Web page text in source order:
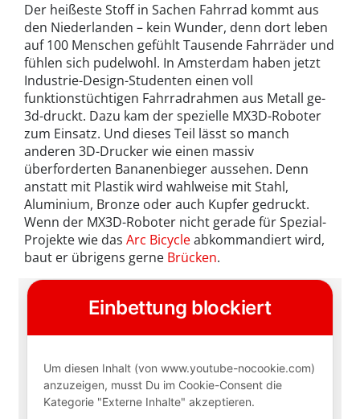
Der heißeste Stoff in Sachen Fahrrad kommt aus
den Niederlanden – kein Wunder, denn dort leben
auf 100 Menschen gefühlt Tausende Fahrräder und
fühlen sich pudelwohl. In Amsterdam haben jetzt
Industrie-Design-Studenten einen voll
funktionstüchtigen Fahrradrahmen aus Metall ge-
3d-druckt. Dazu kam der spezielle MX3D-Roboter
zum Einsatz. Und dieses Teil lässt so manch
anderen 3D-Drucker wie einen massiv
überforderten Bananenbieger aussehen. Denn
anstatt mit Plastik wird wahlweise mit Stahl,
Aluminium, Bronze oder auch Kupfer gedruckt.
Wenn der MX3D-Roboter nicht gerade für Spezial-
Projekte wie das Arc Bicycleabkommandiert wird,
baut er übrigens gerne Brücken.